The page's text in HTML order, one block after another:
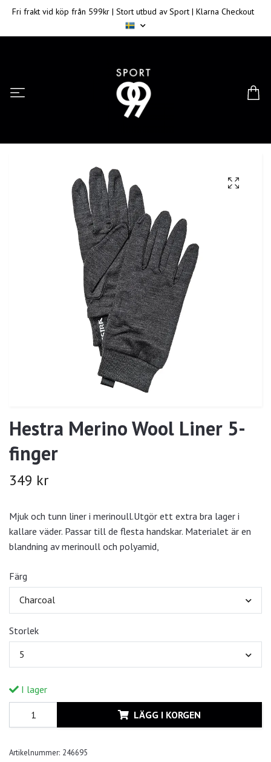
Fri frakt vid köp från 599kr | Stort utbud av Sport | Klarna Checkout
Hestra Merino Wool Liner 5-
finger
349 kr
Mjuk och tunn liner i merinoull.Utgör ett extra bra lager i
kallare väder. Passar till de flesta handskar. Materialet är en
blandning av merinoull och polyamid,
Färg
Charcoal
Storlek
5
I lager
LÄGG I KORGEN
Artikelnummer: 246695